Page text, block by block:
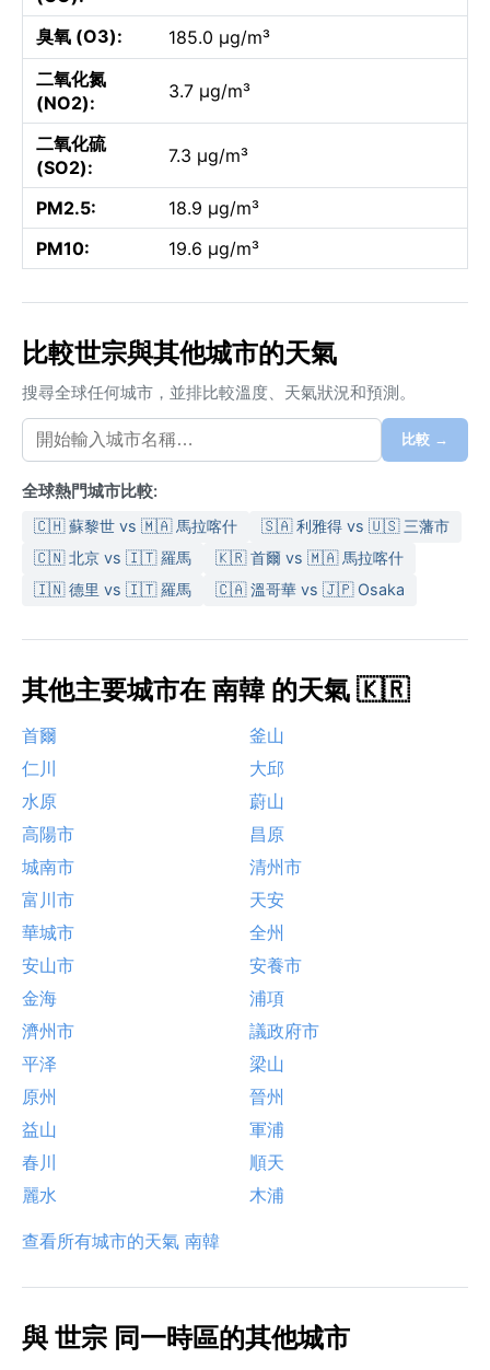
臭氧 (O3):
185.0 µg/m³
二氧化氮
(NO2):
3.7 µg/m³
二氧化硫
(SO2):
7.3 µg/m³
PM2.5:
18.9 µg/m³
PM10:
19.6 µg/m³
比較世宗與其他城市的天氣
搜尋全球任何城市，並排比較溫度、天氣狀況和預測。
比較 →
全球熱門城市比較:
🇨🇭 蘇黎世 vs 🇲🇦 馬拉喀什
🇸🇦 利雅得 vs 🇺🇸 三藩市
🇨🇳 北京 vs 🇮🇹 羅馬
🇰🇷 首爾 vs 🇲🇦 馬拉喀什
🇮🇳 德里 vs 🇮🇹 羅馬
🇨🇦 溫哥華 vs 🇯🇵 Osaka
其他主要城市在 南韓 的天氣 🇰🇷
首爾
釜山
仁川
大邱
水原
蔚山
高陽市
昌原
城南市
清州市
富川市
天安
華城市
全州
安山市
安養市
金海
浦項
濟州市
議政府市
平泽
梁山
原州
晉州
益山
軍浦
春川
順天
麗水
木浦
查看所有城市的天氣 南韓
與 世宗 同一時區的其他城市